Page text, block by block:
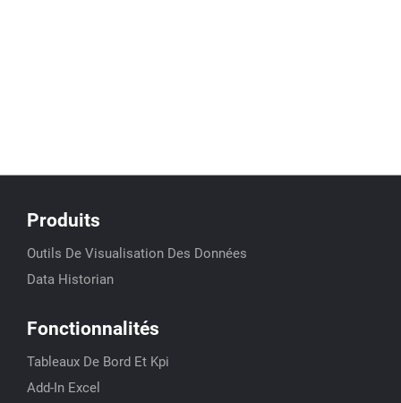
Produits
Outils De Visualisation Des Données
Data Historian
Fonctionnalités
Tableaux De Bord Et Kpi
Add-In Excel